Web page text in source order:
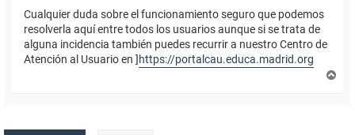
Cualquier duda sobre el funcionamiento seguro que podemos
resolverla aquí entre todos los usuarios aunque si se trata de
alguna incidencia también puedes recurrir a nuestro Centro de
Atención al Usuario en ] https://portalcau.educa.madrid.org